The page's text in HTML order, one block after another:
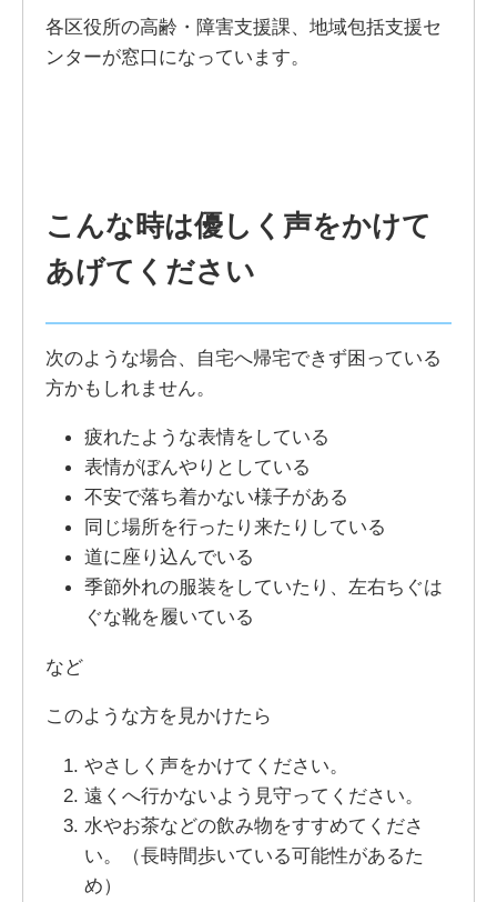
各区役所の高齢・障害支援課、地域包括支援セ
ンターが窓口になっています。
こんな時は優しく声をかけて
あげてください
次のような場合、自宅へ帰宅できず困っている
方かもしれません。
疲れたような表情をしている
表情がぼんやりとしている
不安で落ち着かない様子がある
同じ場所を行ったり来たりしている
道に座り込んでいる
季節外れの服装をしていたり、左右ちぐは
ぐな靴を履いている
など
このような方を見かけたら
やさしく声をかけてください。
遠くへ行かないよう見守ってください。
水やお茶などの飲み物をすすめてくださ
い。（長時間歩いている可能性があるた
め）